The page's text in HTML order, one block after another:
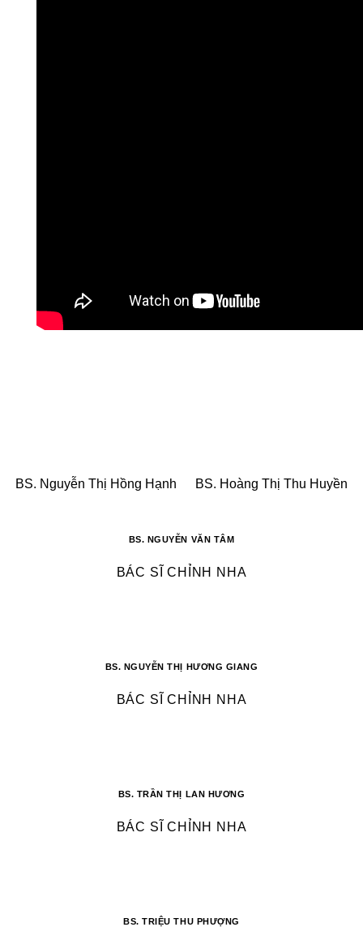
BS. Nguyễn Thị Hồng Hạnh BS. Hoàng Thị Thu Huyền
BS. NGUYỄN VĂN TÂM
BÁC SĨ CHỈNH NHA
BS. NGUYỄN THỊ HƯƠNG GIANG
BÁC SĨ CHỈNH NHA
BS. TRẦN THỊ LAN HƯƠNG
BÁC SĨ CHỈNH NHA
BS. TRIỆU THU PHƯỢNG